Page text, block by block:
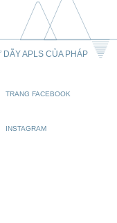
APLS CỦA PHÁP
TRANG FACEBOOK
INSTAGRAM